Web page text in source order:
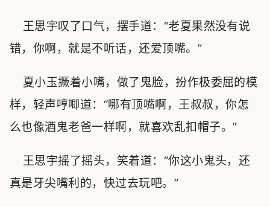
王思宇叹了口气，摆手道：“老夏果然没有说
错，你啊，就是不听话，还爱顶嘴。”
夏小玉撅着小嘴，做了鬼脸，扮作极委屈的模
样，轻声哼唧道：“哪有顶嘴啊，王叔叔，你怎
么也像酒鬼老爸一样啊，就喜欢乱扣帽子。”
王思宇摇了摇头，笑着道：“你这小鬼头，还
真是牙尖嘴利的，快过去玩吧。”